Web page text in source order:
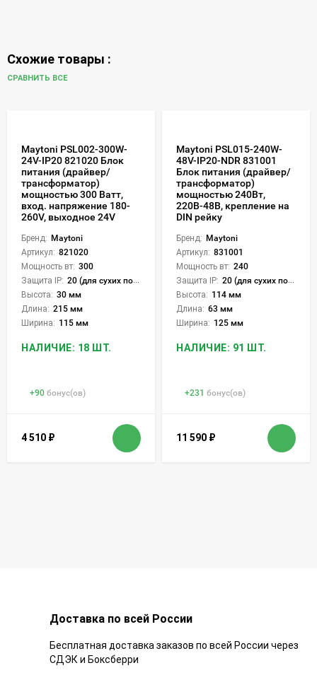
Схожие товары :
СРАВНИТЬ ВСЕ
Maytoni PSL002-300W-
24V-IP20 821020 Блок
питания (драйвер/
трансформатор)
мощностью 300 Ватт,
вход. напряжение 180-
260V, выходное 24V
Бренд: Maytoni
Артикул: 821020
Мощность вт: 300
Защита IP: 20 (для сухих пом.)
Высота: 30 мм
Длина: 215 мм
Ширина: 115 мм
НАЛИЧИЕ: 18 ШТ.
+90 бонус(ов)
4 510 ₽
Maytoni PSL015-240W-
48V-IP20-NDR 831001
Блок питания (драйвер/
трансформатор)
мощностью 240Вт,
220В-48В, крепление на
DIN рейку
Бренд: Maytoni
Артикул: 831001
Мощность вт: 240
Защита IP: 20 (для сухих пом.)
Высота: 114 мм
Длина: 63 мм
Ширина: 125 мм
НАЛИЧИЕ: 91 ШТ.
+231 бонус(ов)
11 590 ₽
Доставка по всей России
Бесплатная доставка заказов по всей России через
СДЭК и Боксберри